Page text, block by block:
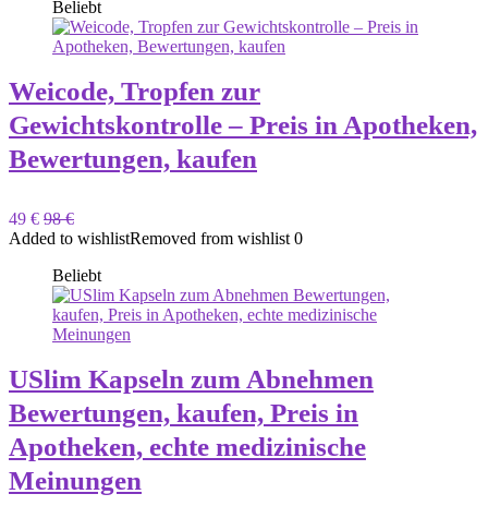
Beliebt
Weicode, Tropfen zur
Gewichtskontrolle – Preis in Apotheken,
Bewertungen, kaufen
49 € 98 €
Added to wishlistRemoved from wishlist 0
Beliebt
USlim Kapseln zum Abnehmen
Bewertungen, kaufen, Preis in
Apotheken, echte medizinische
Meinungen